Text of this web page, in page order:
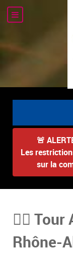
🚨
Les
sur la
🚴‍♂️
Rhône-